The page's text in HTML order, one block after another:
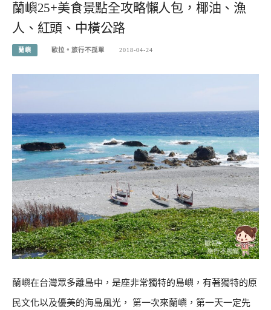
蘭嶼25+美食景點全攻略懶人包，椰油、漁
人、紅頭、中橫公路
蘭嶼 歐拉。旅行不孤單 2018-04-24
蘭嶼在台灣眾多離島中，是座非常獨特的島嶼，有著獨特的原
民文化以及優美的海島風光， 第一次來蘭嶼，第一天一定先